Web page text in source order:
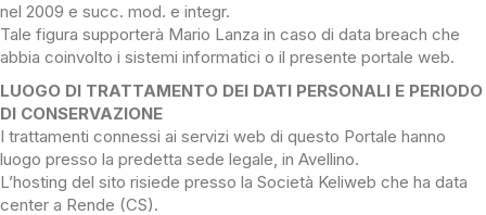
nel 2009 e succ. mod. e integr.
Tale figura supporterà Mario Lanza in caso di data breach che
abbia coinvolto i sistemi informatici o il presente portale web.
LUOGO DI TRATTAMENTO DEI DATI PERSONALI E PERIODO
DI CONSERVAZIONE
I trattamenti connessi ai servizi web di questo Portale hanno
luogo presso la predetta sede legale, in Avellino.
L’hosting del sito risiede presso la Società Keliweb che ha data
center a Rende (CS).